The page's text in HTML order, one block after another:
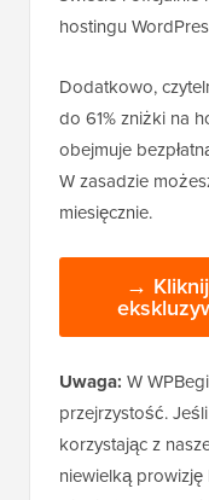
hostingu
Dodatkowo,
do 61% zniżki na
obejmuje
W zasadzie
miesięcznie.
→
Uwaga: W
przejrzystość.
korzystając z
niewielką